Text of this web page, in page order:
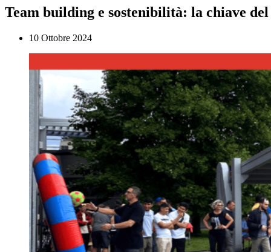
Team building e sostenibilità: la chiave del
10 Ottobre 2024